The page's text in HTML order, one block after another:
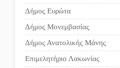
Δήμος Ευρώτα
Δήμος Μονεμβασίας
Δήμος Ανατολικής Μάνης
Επιμελητήριο Λακωνίας